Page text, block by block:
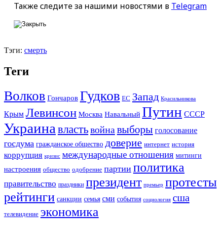
Также следите за нашими новостями в Telegram
Тэги: смерть
Теги
Волков Гончаров Гудков ЕС Запад Красильникова
Крым Левинсон Москва Навальный Путин СССР
Украина властьвойна выборы голосование
госдума гражданское общество доверие интернет история
коррупция кризис международные отношения митинги
настроения общество одобрение партии политика
правительство праздники президент премьер протесты
рейтинги санкции семья сми события социология сша
телевидение экономика